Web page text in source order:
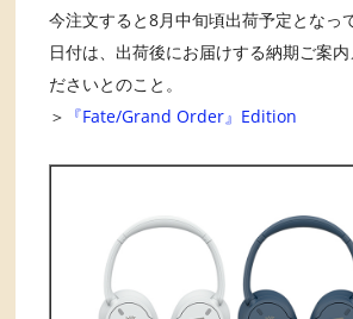
今注文すると8月中旬頃出荷予定となっ
日付は、出荷後にお届けする納期ご案内
ださいとのこと。
＞ 『Fate/Grand Order』Edition